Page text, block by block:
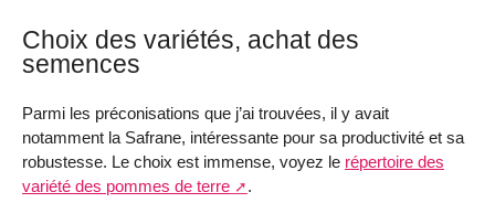
Choix des variétés, achat des
semences
Parmi les préconisations que j’ai trouvées, il y avait
notamment la Safrane, intéressante pour sa productivité et sa
robustesse. Le choix est immense, voyez le répertoire des
variété des pommes de terre
.